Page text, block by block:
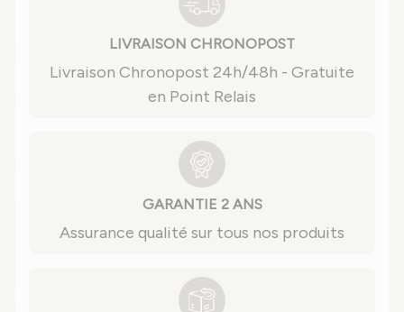
LIVRAISON CHRONOPOST
Livraison Chronopost 24h/48h - Gratuite
en Point Relais
GARANTIE 2 ANS
Assurance qualité sur tous nos produits